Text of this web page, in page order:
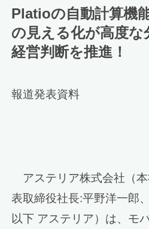
Platioの自動計算機
の見える化が高度な
経営判断を推進！
報道発表資料
アステリア株式会社（
表取締役社長:平野洋一郎
以下 アステリア）は、モ